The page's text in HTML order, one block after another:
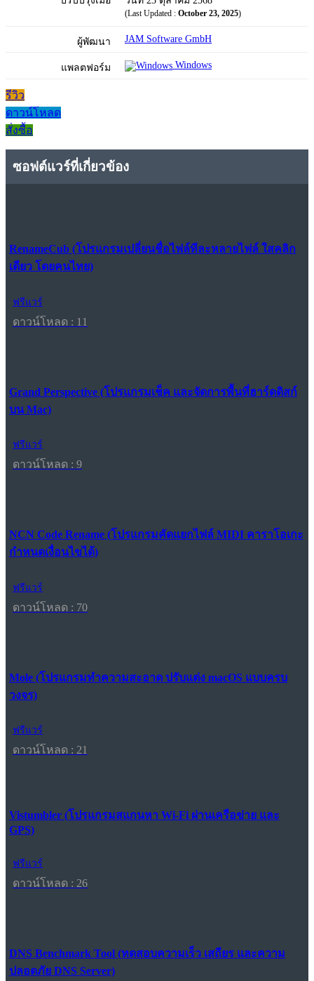
(Last Updated : October 23, 2025)
ผู้พัฒนา JAM Software GmbH
แพลตฟอร์ม Windows
รีวิว
ดาวน์โหลด
สั่งซื้อ
ซอฟต์แวร์ที่เกี่ยวข้อง
RenameCub (โปรแกรมเปลี่ยนชื่อไฟล์ทีละหลายไฟล์ ใสคลิก
เดียว โดยคนไทย)
ฟรีแวร์
ดาวน์โหลด : 11
Grand Perspective (โปรแกรมเช็ค และจัดการพื้นที่ฮาร์ดดิสก์
บน Mac)
ฟรีแวร์
ดาวน์โหลด : 9
NCN Code Rename (โปรแกรมคัดแยกไฟล์ MIDI คาราโอเกะ
กำหนดเงื่อนไขได้)
ฟรีแวร์
ดาวน์โหลด : 70
Mole (โปรแกรมทำความสะอาด ปรับแต่ง macOS แบบครบ
วงจร)
ฟรีแวร์
ดาวน์โหลด : 21
Vistumbler (โปรแกรมสแกนหา Wi-Fi ผ่านเครือข่าย และ
GPS)
ฟรีแวร์
ดาวน์โหลด : 26
DNS Benchmark Tool (ทดสอบความเร็ว เสถียร และความ
ปลอดภัย DNS Server)